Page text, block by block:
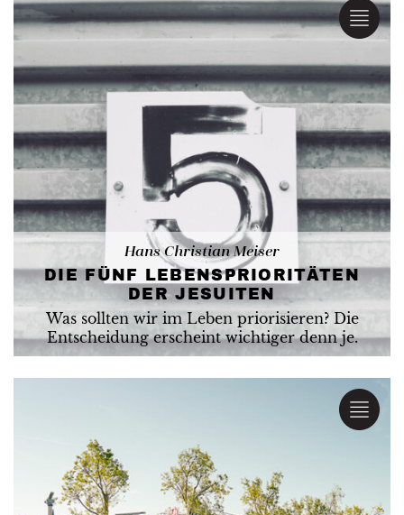
Hans Christian Meiser
DIE FÜNF LEBENSPRIORITÄTEN
DER JESUITEN
Was sollten wir im Leben priorisieren? Die
Entscheidung erscheint wichtiger denn je.